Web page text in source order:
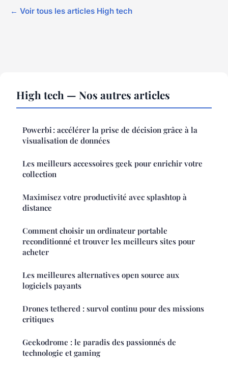
← Voir tous les articles High tech
High tech — Nos autres articles
Powerbi : accélérer la prise de décision grâce à la
visualisation de données
Les meilleurs accessoires geek pour enrichir votre
collection
Maximisez votre productivité avec splashtop à
distance
Comment choisir un ordinateur portable
reconditionné et trouver les meilleurs sites pour
acheter
Les meilleures alternatives open source aux
logiciels payants
Drones tethered : survol continu pour des missions
critiques
Geekodrome : le paradis des passionnés de
technologie et gaming